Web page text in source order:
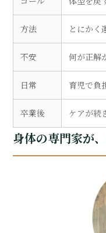
トップ
メニュー
方法 とにかく
不安 何が正解
日常 育児で負
卒業後 ケアが続
身体の専門家が